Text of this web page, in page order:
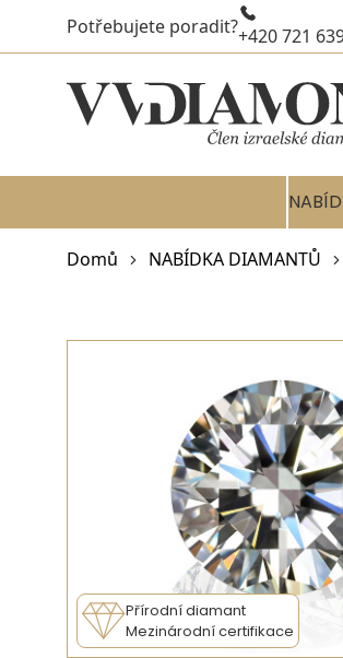
Potřebujete poradit?+420 721
Domů NABÍDKA DIAMANTŮ
Přírodní diamant
Mezinárodní certifikace